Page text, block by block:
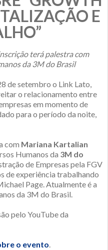
E
terá palestra com
da 3M do Brasil
de setembro o Link Lato,
o relacionamento entre
em momento de
para o período da noite,
com Mariana Kartalian
Humanos da 3M do
de Empresas pela FGV
de experiência trabalhando
Page. Atualmente é a
da 3M do Brasil.
pelo YouTube da
o evento.